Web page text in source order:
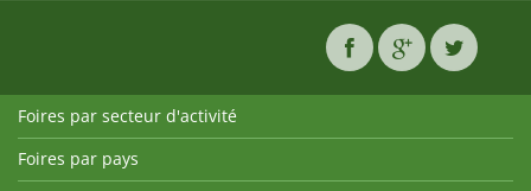
Foires par secteur d'activité
Foires par pays